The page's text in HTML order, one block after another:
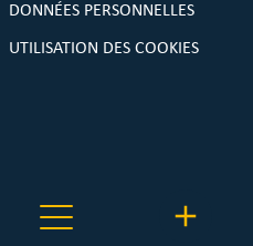
DONNÉES PERSONNELLES
UTILISATION DES COOKIES
Une plateforme de réemploi MyTroc.pro